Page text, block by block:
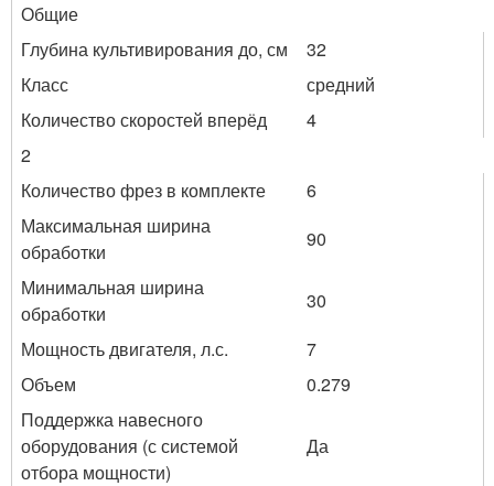
Общие
Глубина культивирования до, см
32
Класс
средний
Количество скоростей вперёд
4
2
Количество фрез в комплекте
6
Максимальная ширина
обработки
90
Минимальная ширина
обработки
30
Мощность двигателя, л.с.
7
Объем
0.279
Поддержка навесного
оборудования (с системой
отбора мощности)
Да